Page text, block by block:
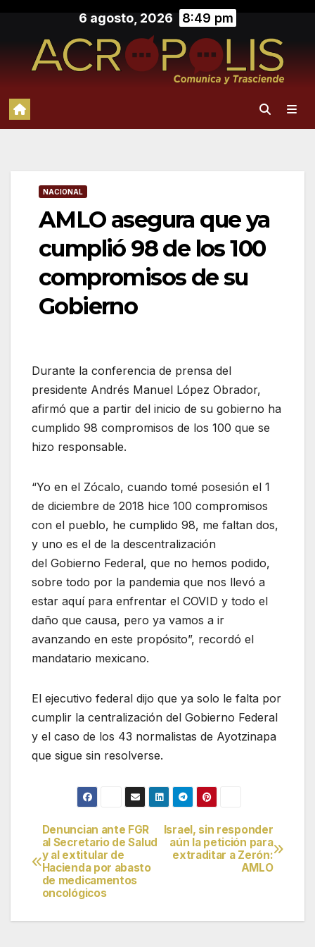
contenido
6 agosto, 2026 8:49 pm
NACIONAL
AMLO asegura que ya
cumplió 98 de los 100
compromisos de su
Gobierno
Durante la conferencia de prensa del
presidente Andrés Manuel López Obrador,
afirmó que a partir del inicio de su gobierno ha
cumplido 98 compromisos de los 100 que se
hizo responsable.
“Yo en el Zócalo, cuando tomé posesión el 1
de diciembre de 2018 hice 100 compromisos
con el pueblo, he cumplido 98, me faltan dos,
y uno es el de la descentralización
del Gobierno Federal, que no hemos podido,
sobre todo por la pandemia que nos llevó a
estar aquí para enfrentar el COVID y todo el
daño que causa, pero ya vamos a ir
avanzando en este propósito”, recordó el
mandatario mexicano.
El ejecutivo federal dijo que ya solo le falta por
cumplir la centralización del Gobierno Federal
y el caso de los 43 normalistas de Ayotzinapa
que sigue sin resolverse.
Navegación
de
entradas
Israel, sin responder
aún la petición para
extraditar a Zerón:
AMLO
Denuncian ante FGR
al Secretario de Salud
y al extitular de
Hacienda por abasto
de medicamentos
oncológicos